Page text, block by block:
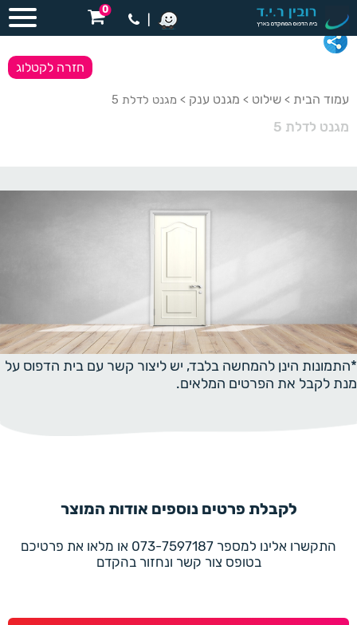
0
עמוד הבית > שילוט > מגנט ענק > מגנט לדלת 5
מגנט לדלת 5
חזרה לקטלוג
*התמונות הינן להמחשה בלבד, יש ליצור קשר עם בית הדפוס על
מנת לקבל את הפרטים המלאים.
לקבלת פרטים נוספים אודות המוצר
התקשרו אלינו למספר 073-7597187 או מלאו את פרטיכם
בטופס צור קשר ונחזור בהקדם